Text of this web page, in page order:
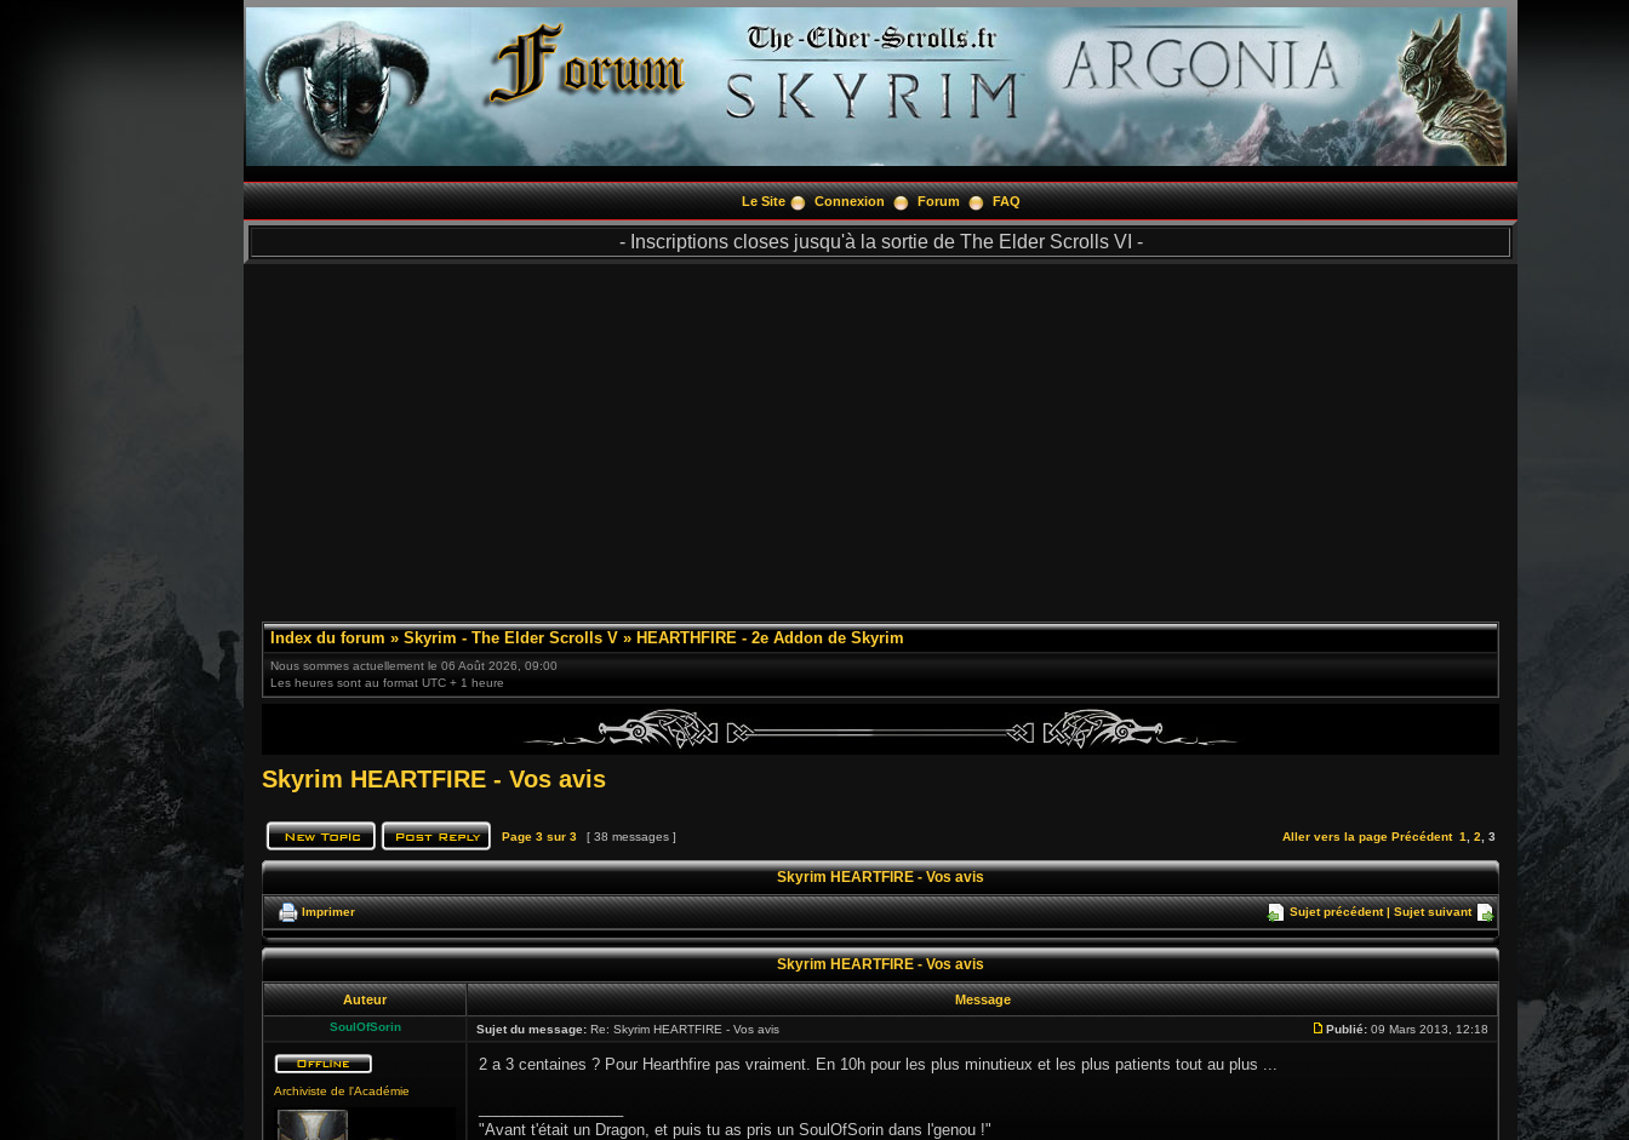
Le Site Connexion Forum FAQ
- Inscriptions closes jusqu'à la sortie de The Elder Scrolls VI -
Index du forum » Skyrim - The Elder Scrolls V » HEARTHFIRE - 2e Addon de Skyrim
Nous sommes actuellement le 06 Août 2026, 09:00
Les heures sont au format UTC + 1 heure
Skyrim HEARTFIRE - Vos avis
Page 3 sur 3 [ 38 messages ] Aller vers la page Précédent 1 2 3
Skyrim HEARTFIRE - Vos avis
Imprimer Sujet précédent|Sujet suivant
Skyrim HEARTFIRE - Vos avis
Auteur Message
SoulOfSorin Sujet du message: Re: Skyrim HEARTFIRE - Vos avis Publié: 09 Mars 2013, 12:18
Archiviste de l'Académie
2 a 3 centaines ? Pour Hearthfire pas vraiment. En 10h pour les plus minutieux et les plus patients tout au plus ...
"Avant t'était un Dragon, et puis tu as pris un SoulOfSorin dans l'genou !"